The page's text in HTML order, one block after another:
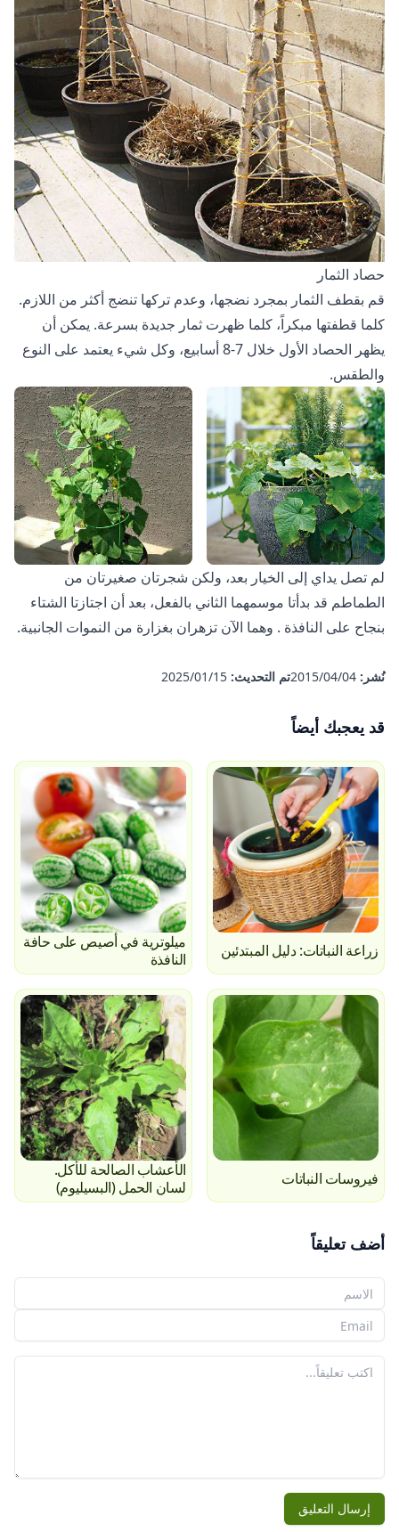
حصاد الثمار
قم بقطف الثمار بمجرد نضجها، وعدم تركها تنضج أكثر من اللازم.
كلما قطفتها مبكراً، كلما ظهرت ثمار جديدة بسرعة. يمكن أن
يظهر الحصاد الأول خلال 7-8 أسابيع، وكل شيء يعتمد على النوع
والطقس.
لم تصل يداي إلى الخيار بعد، ولكن شجرتان صغيرتان من
الطماطم قد بدأتا موسمهما الثاني بالفعل، بعد أن اجتازتا الشتاء
بنجاح على النافذة . وهما الآن تزهران بغزارة من النموات الجانبية.
نُشر: 04‏/04‏/2015 تم التحديث: 15‏/01‏/2025
قد يعجبك أيضاً
زراعة النباتات: دليل المبتدئين
ميلوترية في أصيص على حافة
النافذة
فيروسات النباتات
الأعشاب الصالحة للأكل.
لسان الحمل (البسيليوم)
أضف تعليقاً
اسمك
بريدك الإلكتروني
تعليقك
إرسال التعليق